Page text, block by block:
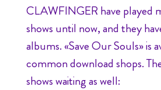
CLAWFINGER have played
shows until now, and they
albums. «Save Our Souls» is
common download shops.
shows waiting as well: